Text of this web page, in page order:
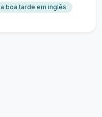
a boa tarde em inglês